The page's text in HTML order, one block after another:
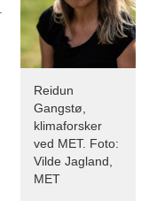
Reidun
Gangstø,
klimaforsker
ved MET. Foto:
Vilde Jagland,
MET